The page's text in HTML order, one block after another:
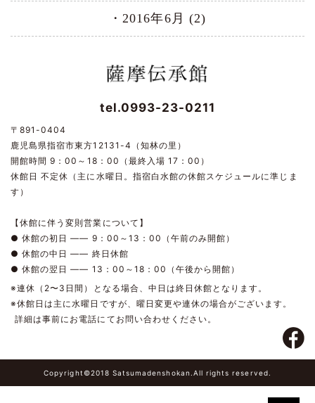
2016年6月 (2)
tel.0993-23-0211
〒891-0404
鹿児島県指宿市東方12131-4（知林の里）
開館時間 9：00～18：00（最終入場 17：00）
休館日 不定休（主に水曜日。指宿白水館の休館スケジュールに準じま
す）
【休館に伴う変則営業について】
● 休館の初日 ―― 9：00～13：00（午前のみ開館）
● 休館の中日 ―― 終日休館
● 休館の翌日 ―― 13：00～18：00（午後から開館）
※連休（2〜3日間）となる場合、中日は終日休館となります。
※休館日は主に水曜日ですが、曜日変更や連休の場合がございます。
詳細は事前にお電話にてお問い合わせください。
Copyright©2018 Satsumadenshokan.All rights reserved.